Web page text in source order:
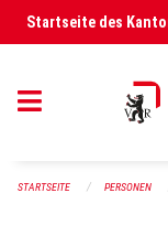
Navigation überspringen
Startseite des
STARTSEITE PERSONEN